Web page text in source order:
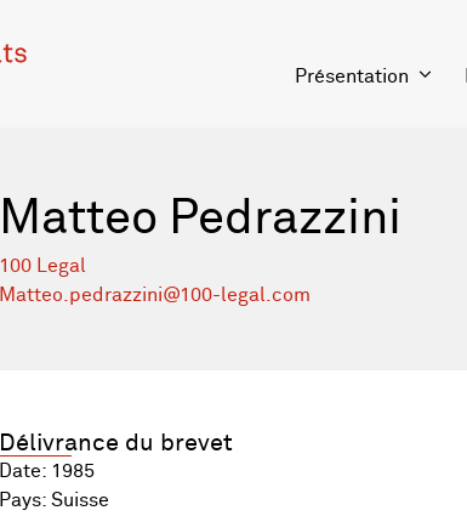
Présentation
Matteo Pedrazzini
100 Legal
Matteo.pedrazzini@100-legal.com
Délivrance du brevet
Date: 1985
Pays: Suisse